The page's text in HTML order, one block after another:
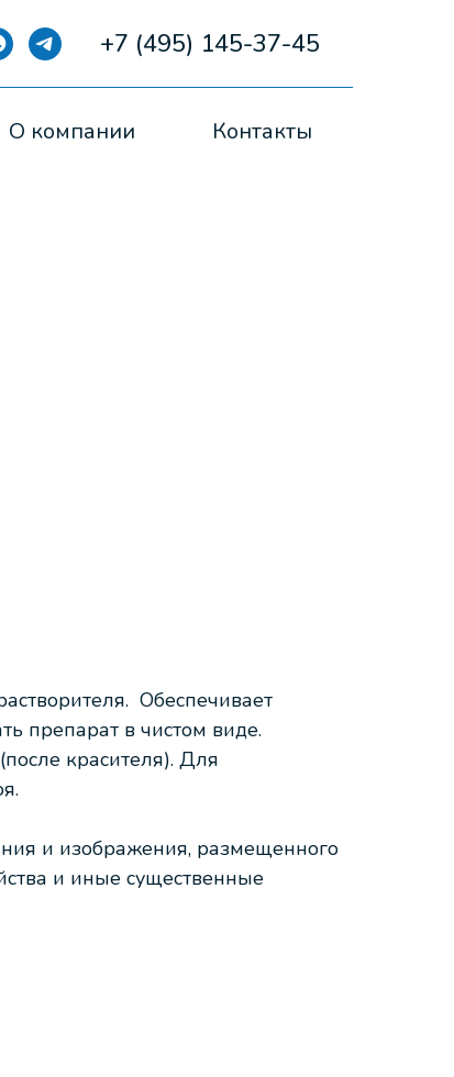
+7 (495) 145-37-45
О компании Контакты
Обеспечивает
препарат в чистом виде.
красителя). Для
и изображения, размещенного
и иные существенные